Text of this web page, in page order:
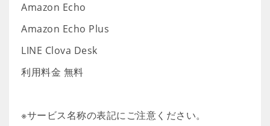
Amazon Echo
Amazon Echo Plus
LINE Clova Desk
利用料金 無料
※サービス名称の表記にご注意ください。